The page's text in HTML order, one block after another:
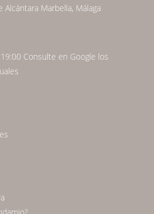
Alcántara Marbella, Málaga
Consulte en Google los